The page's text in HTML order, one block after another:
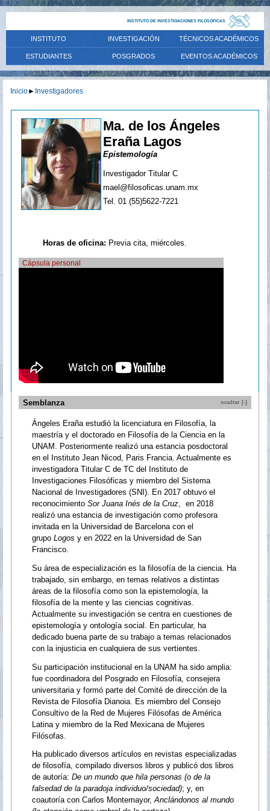
INSTITUTO DE INVESTIGACIONES FILOSÓFICAS
INSTITUTO INVESTIGACIÓN TÉCNICOS ACADÉMICOS
ESTUDIANTES POSGRADOS EVENTOS ACADÉMICOS
Inicio► Investigadores
Ma. de los Ángeles
Eraña Lagos
Epistemología
Investigador Titular C
mael@filosoficas.unam.mx
Tel. 01 (55)5622-7221
Horas de oficina: Previa cita, miércoles.
Cápsula personal
Semblanza ocultar [-]
Ángeles Eraña estudió la licenciatura en Filosofía, la
maestría y el doctorado en Filosofía de la Ciencia en la
UNAM. Posteriormente realizó una estancia posdoctoral
en el Instituto Jean Nicod, Paris Francia. Actualmente es
investigadora Titular C de TC del Instituto de
Investigaciones Filosóficas y miembro del Sistema
Nacional de Investigadores (SNI). En 2017 obtuvo el
reconocimientoSor Juana Inés de la Cruz, en 2018
realizó una estancia de investigación como profesora
invitada en la Universidad de Barcelona con el
grupoLogos y en 2022 en la Universidad de San
Francisco.
Su área de especialización es la filosofía de la ciencia. Ha
trabajado, sin embargo, en temas relativos a distintas
áreas de la filosofía como son la epistemología, la
filosofía de la mente y las ciencias cognitivas.
Actualmente su investigación se centra en cuestiones de
epistemología y ontología social. En particular, ha
dedicado buena parte de su trabajo a temas relacionados
con la injusticia en cualquiera de sus vertientes.
Su participación institucional en la UNAM ha sido amplia:
fue coordinadora del Posgrado en Filosofía, consejera
universitaria y formó parte del Comité de dirección de la
Revista de Filosofía Dianoia. Es miembro del Consejo
Consultivo de la Red de Mujeres Filósofas de América
Latina y miembro de la Red Mexicana de Mujeres
Filósofas.
Ha publicado diversos artículos en revistas especializadas
de filosofía, compilado diversos libros y publicó dos libros
de autoría:De un mundo que hila personas (o de la
falsedad de la paradoja individuo/sociedad); y, en
coautoría con Carlos Montemayor,Anclándonos al mundo